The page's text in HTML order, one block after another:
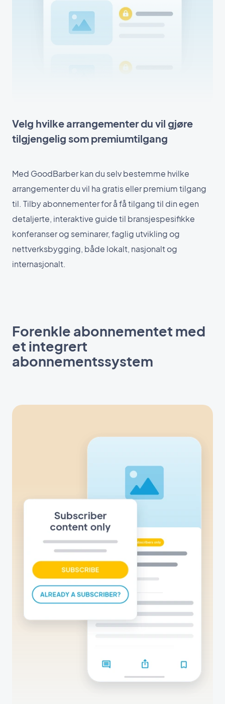
Velg hvilke arrangementer du vil gjøre
tilgjengelig som premiumtilgang
Med GoodBarber kan du selv bestemme hvilke
arrangementer du vil ha gratis eller premium tilgang
til. Tilby abonnementer for å få tilgang til din egen
detaljerte, interaktive guide til bransjespesifikke
konferanser og seminarer, faglig utvikling og
nettverksbygging, både lokalt, nasjonalt og
internasjonalt.
Forenkle abonnementet med
et integrert
abonnementssystem